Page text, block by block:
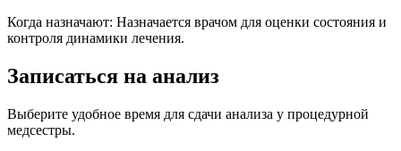
Когда назначают: Назначается врачом для оценки состояния и
контроля динамики лечения.
Записаться на анализ
Выберите удобное время для сдачи анализа у процедурной
медсестры.